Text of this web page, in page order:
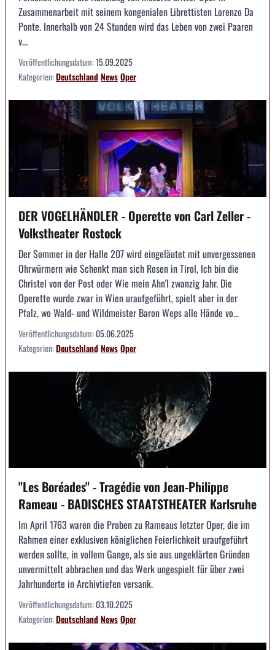
Zusammenarbeit mit seinem kongenialen Librettisten Lorenzo Da
Ponte. Innerhalb von 24 Stunden wird das Leben von zwei Paaren
v...
Veröffentlichungsdatum:15.09.2025
Kategorien:DeutschlandNewsOper
DER VOGELHÄNDLER - Operette von Carl Zeller -
Volkstheater Rostock
Der Sommer in der Halle 207 wird eingeläutet mit unvergessenen
Ohrwürmern wie Schenkt man sich Rosen in Tirol, Ich bin die
Christel von der Post oder Wie mein Ahn'l zwanzig Jahr. Die
Operette wurde zwar in Wien uraufgeführt, spielt aber in der
Pfalz, wo Wald- und Wildmeister Baron Weps alle Hände vo...
Veröffentlichungsdatum:05.06.2025
Kategorien:DeutschlandNewsOper
"Les Boréades" - Tragédie von Jean-Philippe
Rameau - BADISCHES STAATSTHEATER Karlsruhe
Im April 1763 waren die Proben zu Rameaus letzter Oper, die im
Rahmen einer exklusiven königlichen Feierlichkeit uraufgeführt
werden sollte, in vollem Gange, als sie aus ungeklärten Gründen
unvermittelt abbrachen und das Werk ungespielt für über zwei
Jahrhunderte in Archivtiefen versank.
Veröffentlichungsdatum:03.10.2025
Kategorien:DeutschlandNewsOper